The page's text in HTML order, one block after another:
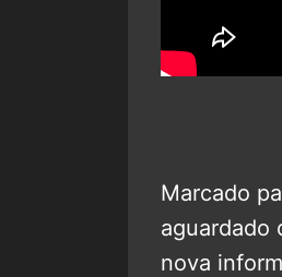
Marcado
aguardado
nova